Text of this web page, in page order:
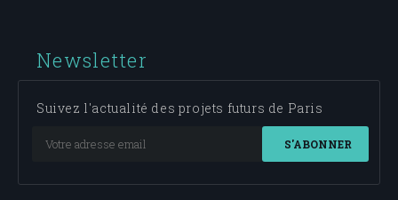
Newsletter
Suivez l'actualité des projets futurs de Paris
S'ABONNER